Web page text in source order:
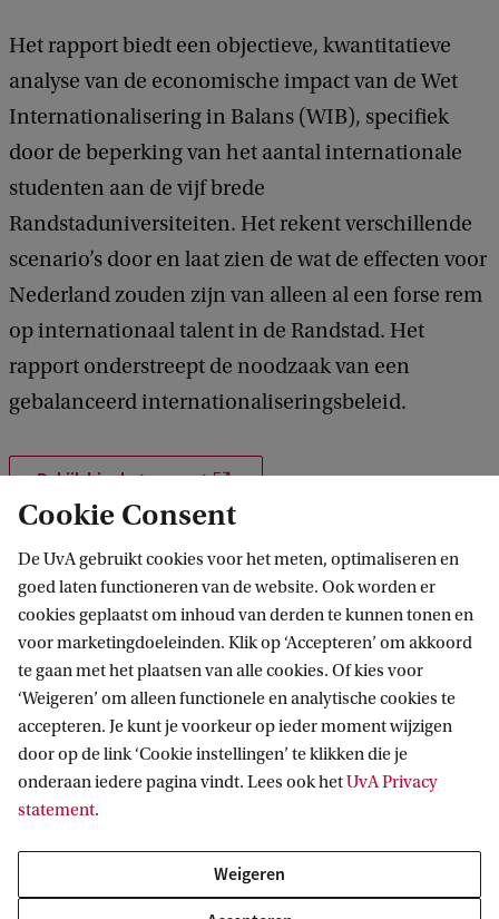
Het rapport biedt een objectieve, kwantitatieve
analyse van de economische impact van de Wet
Internationalisering in Balans (WIB), specifiek
door de beperking van het aantal internationale
studenten aan de vijf brede
Randstaduniversiteiten. Het rekent verschillende
scenario’s door en laat zien de wat de effecten voor
Nederland zouden zijn van alleen al een forse rem
op internationaal talent in de Randstad. Het
rapport onderstreept de noodzaak van een
gebalanceerd internationaliseringsbeleid.
Bekijk hier het rapport
Informatie voor
Bachelorstudiekiezers
Masterstudiekiezers
Journalisten
Direct naar
Vacatures
Contact
Cookie Consent
De UvA gebruikt cookies voor het meten, optimaliseren en
goed laten functioneren van de website. Ook worden er
cookies geplaatst om inhoud van derden te kunnen tonen en
voor marketingdoeleinden. Klik op ‘Accepteren’ om akkoord
te gaan met het plaatsen van alle cookies. Of kies voor
‘Weigeren’ om alleen functionele en analytische cookies te
accepteren. Je kunt je voorkeur op ieder moment wijzigen
door op de link ‘Cookie instellingen’ te klikken die je
onderaan iedere pagina vindt. Lees ook hetUvA Privacy
statement.
Weigeren